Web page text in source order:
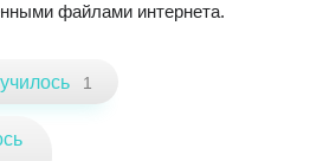
файлами интернета.
1
Не получилось